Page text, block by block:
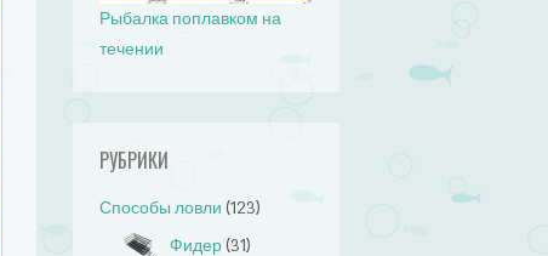
Рыбалка поплавком на
течении
РУБРИКИ
Способы ловли (123)
Фидер (31)